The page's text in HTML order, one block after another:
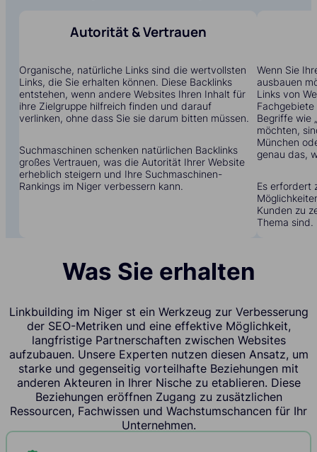
Autorität & Vertrauen
Organische, natürliche Links sind die wertvollsten
Links, die Sie erhalten können. Diese Backlinks
entstehen, wenn andere Websites Ihren Inhalt für
ihre Zielgruppe hilfreich finden und darauf
verlinken, ohne dass Sie sie darum bitten müssen.
Suchmaschinen schenken natürlichen Backlinks
großes Vertrauen, was die Autorität Ihrer Website
erheblich steigern und Ihre Suchmaschinen-
Rankings im Niger verbessern kann.
Wenn Sie
ausbauen
Links von
Fachgebiete
Begriffe wie
möchten,
München
genau das,
Es erfordert
Kunden zu
Thema sind.
Was Sie erhalten
Linkbuilding im Niger st ein Werkzeug zur Verbesserung
der SEO-Metriken und eine effektive Möglichkeit,
langfristige Partnerschaften zwischen Websites
aufzubauen. Unsere Experten nutzen diesen Ansatz, um
starke und gegenseitig vorteilhafte Beziehungen mit
anderen Akteuren in Ihrer Nische zu etablieren. Diese
Beziehungen eröffnen Zugang zu zusätzlichen
Ressourcen, Fachwissen und Wachstumschancen für Ihr
Unternehmen.